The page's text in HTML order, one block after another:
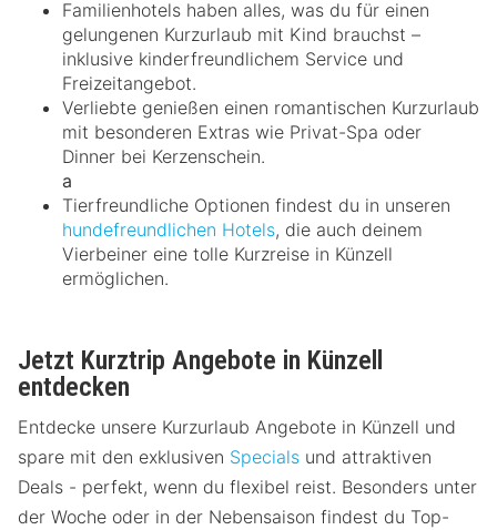
Familienhotels haben alles, was du für einen
gelungenen Kurzurlaub mit Kind brauchst –
inklusive kinderfreundlichem Service und
Freizeitangebot.
Verliebte genießen einen romantischen Kurzurlaub
mit besonderen Extras wie Privat-Spa oder
Dinner bei Kerzenschein.
a
Tierfreundliche Optionen findest du in unseren
hundefreundlichen Hotels, die auch deinem
Vierbeiner eine tolle Kurzreise in Künzell
ermöglichen.
Jetzt Kurztrip Angebote in Künzell
entdecken
Entdecke unsere Kurzurlaub Angebote in Künzell und
spare mit den exklusiven Specials und attraktiven
Deals - perfekt, wenn du flexibel reist. Besonders unter
der Woche oder in der Nebensaison findest du Top-